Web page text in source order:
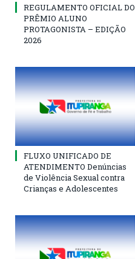
REGULAMENTO OFICIAL DO
PRÊMIO ALUNO
PROTAGONISTA – EDIÇÃO
2026
FLUXO UNIFICADO DE
ATENDIMENTO Denúncias
de Violência Sexual contra
Crianças e Adolescentes